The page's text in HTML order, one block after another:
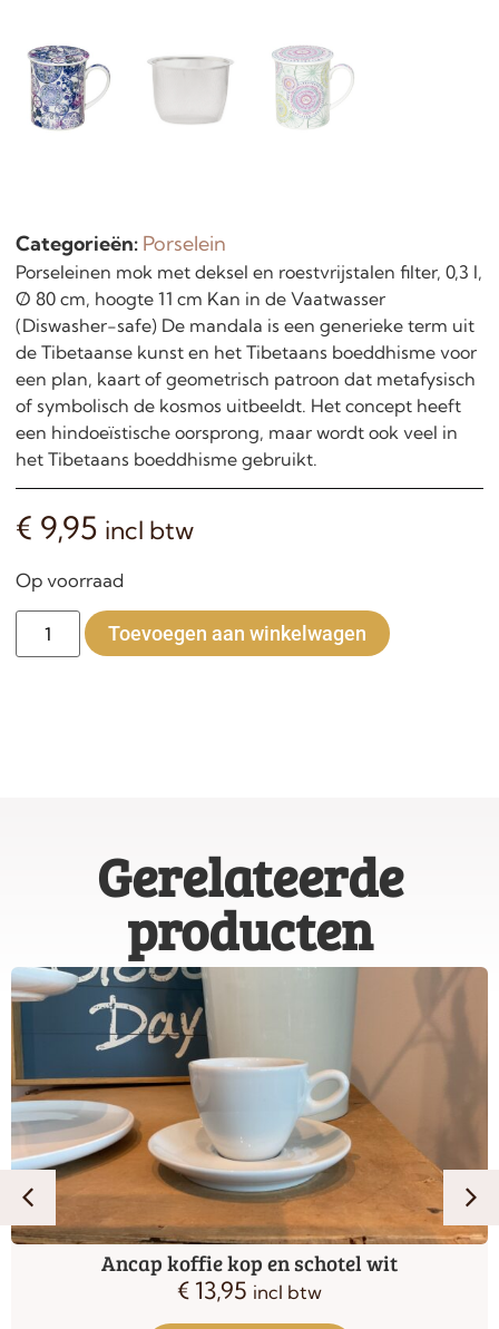
Categorieën: Porselein
Porseleinen mok met deksel en roestvrijstalen filter, 0,3 l,
Ø 80 cm, hoogte 11 cm Kan in de Vaatwasser
(Diswasher-safe) De mandala is een generieke term uit
de Tibetaanse kunst en het Tibetaans boeddhisme voor
een plan, kaart of geometrisch patroon dat metafysisch
of symbolisch de kosmos uitbeeldt. Het concept heeft
een hindoeïstische oorsprong, maar wordt ook veel in
het Tibetaans boeddhisme gebruikt.
€ 9,95 incl btw
Op voorraad
Toevoegen aan winkelwagen
Gerelateerde
producten
Ancap koffie kop en schotel wit
€ 13,95 incl btw